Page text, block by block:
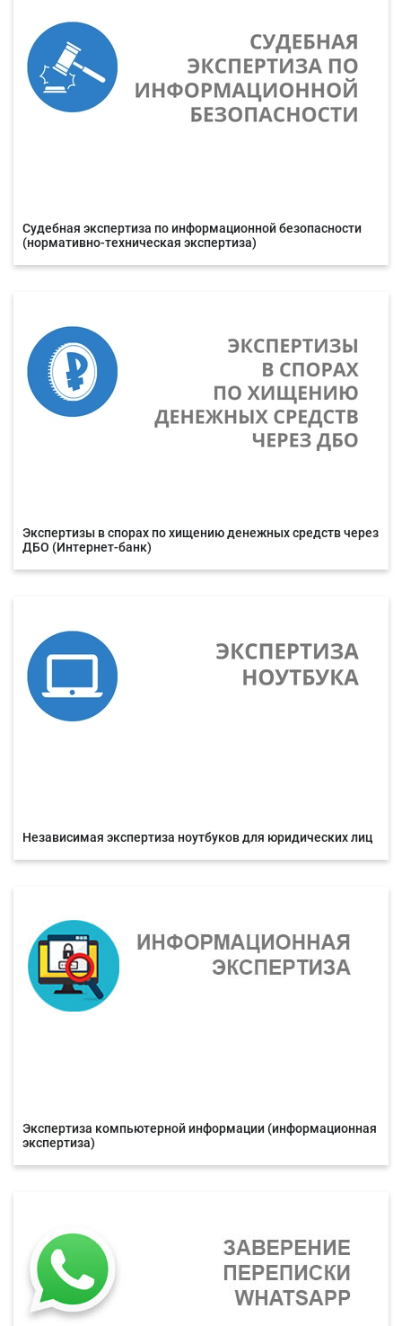
Судебная экспертиза по информационной безопасности
(нормативно-техническая экспертиза)
Экспертизы в спорах по хищению денежных средств через
ДБО (Интернет-банк)
Независимая экспертиза ноутбуков для юридических лиц
Экспертиза компьютерной информации (информационная
экспертиза)